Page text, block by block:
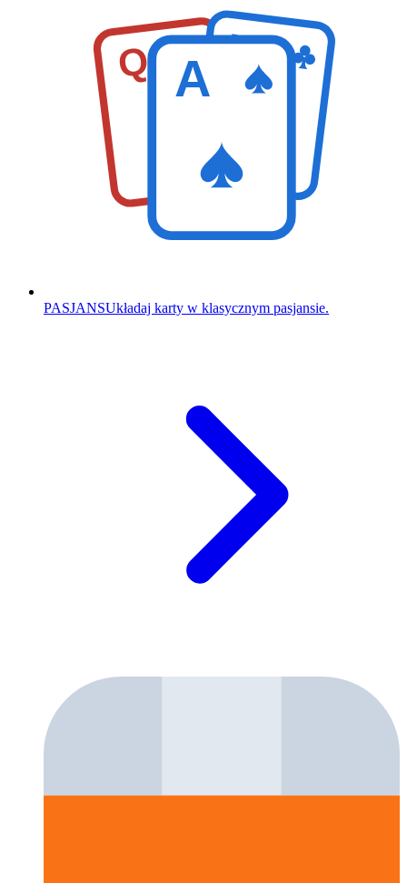
Q K
A
PASJANSUkładaj karty w klasycznym pasjansie.